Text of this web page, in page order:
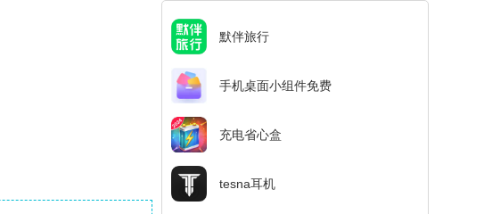
默伴旅行
手机桌面小组件免费
充电省心盒
tesna耳机